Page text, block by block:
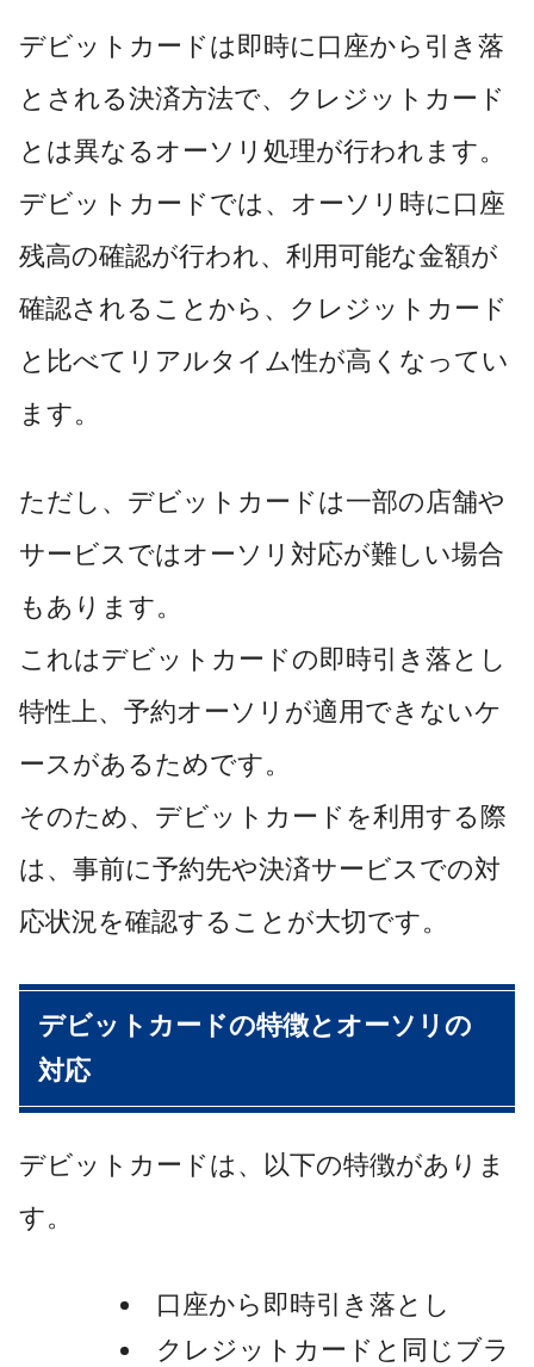
デビットカードは即時に口座から引き落
とされる決済方法で、クレジットカード
とは異なるオーソリ処理が行われます。
デビットカードでは、オーソリ時に口座
残高の確認が行われ、利用可能な金額が
確認されることから、クレジットカード
と比べてリアルタイム性が高くなってい
ます。
ただし、デビットカードは一部の店舗や
サービスではオーソリ対応が難しい場合
もあります。
これはデビットカードの即時引き落とし
特性上、予約オーソリが適用できないケ
ースがあるためです。
そのため、デビットカードを利用する際
は、事前に予約先や決済サービスでの対
応状況を確認することが大切です。
デビットカードの特徴とオーソリの
対応
デビットカードは、以下の特徴がありま
す。
口座から即時引き落とし
クレジットカードと同じブラ